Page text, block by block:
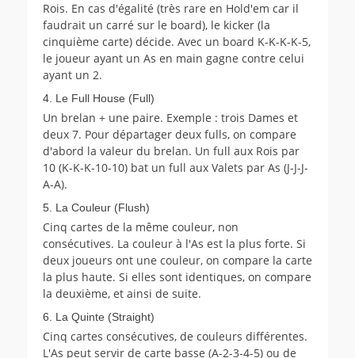
Rois. En cas d'égalité (très rare en Hold'em car il
faudrait un carré sur le board), le kicker (la
cinquième carte) décide. Avec un board K-K-K-K-5,
le joueur ayant un As en main gagne contre celui
ayant un 2.
4. Le Full House (Full)
Un brelan + une paire. Exemple : trois Dames et
deux 7. Pour départager deux fulls, on compare
d'abord la valeur du brelan. Un full aux Rois par
10 (K-K-K-10-10) bat un full aux Valets par As (J-J-J-
A-A).
5. La Couleur (Flush)
Cinq cartes de la même couleur, non
consécutives. La couleur à l'As est la plus forte. Si
deux joueurs ont une couleur, on compare la carte
la plus haute. Si elles sont identiques, on compare
la deuxième, et ainsi de suite.
6. La Quinte (Straight)
Cinq cartes consécutives, de couleurs différentes.
L'As peut servir de carte basse (A-2-3-4-5) ou de